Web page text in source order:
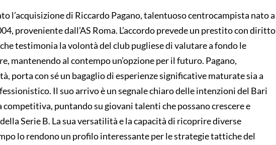
l’acquisizione di Riccardo Pagano, talentuoso centrocampista nato a
proveniente dall’AS Roma. L’accordo prevede un prestito con diritto
testimonia la volontà del club pugliese di valutare a fondo le
mantenendo al contempo un’opzione per il futuro. Pagano,
porta con sé un bagaglio di esperienze significative maturate sia a
Il suo arrivo è un segnale chiaro delle intenzioni del Bari
puntando su giovani talenti che possano crescere e
Serie B. La sua versatilità e la capacità di ricoprire diverse
lo rendono un profilo interessante per le strategie tattiche del